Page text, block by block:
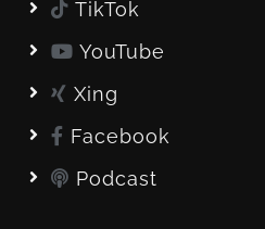
TikTok
YouTube
Xing
Facebook
Podcast